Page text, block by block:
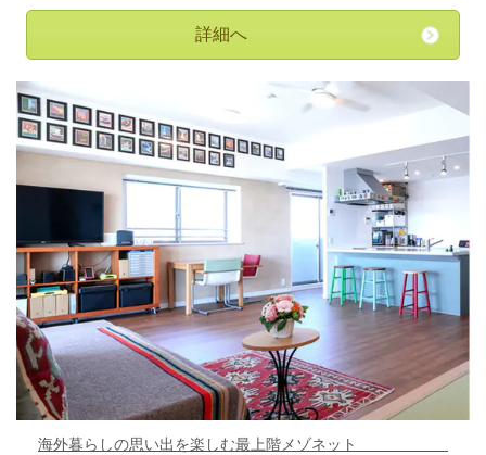
詳細へ
海外暮らしの思い出を楽しむ最上階メゾネット